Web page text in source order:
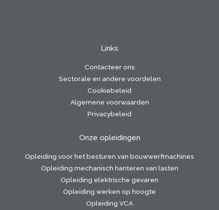
Links
Contacteer ons
Sectorale en andere voordelen
Cookiebeleid
Algemene voorwaarden
Privacybeleid
Onze opleidingen
Opleiding voor het besturen van bouwwerfmachines
Opleiding mechanisch hanteren van lasten
Opleiding elektrische gevaren
Opleiding werken op hoogte
Opleiding VCA